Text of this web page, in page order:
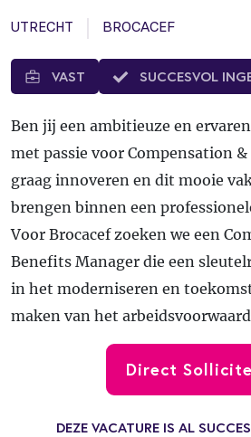
UTRECHT BROCACEF
VAST SUCCESVOL
Ben jij een ambitieuze en
met passie voor Compensation
graag innoveren en dit mooie
brengen binnen een
Voor Brocacef zoeken we een
Benefits Manager die een
in het moderniseren en
maken van het
Direct
DEZE VACATURE IS AL